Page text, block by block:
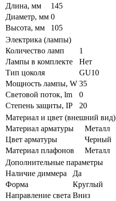
Длина, мм
145
Диаметр, мм 0
Высота, мм
105
Электрика (лампы)
Количество ламп
1
Лампы в комплекте
Нет
Тип цоколя
GU10
Мощность лампы, W 35
Световой поток, lm
0
Степень защиты, IP
20
Материал и цвет (внешний вид)
Материал арматуры
Металл
Цвет арматуры
Черный
Материал плафонов
Металл
Дополнительные параметры
Наличие диммера
Да
Форма
Круглый
Направление света Вниз